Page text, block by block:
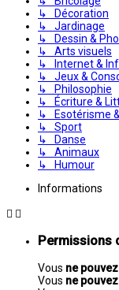
↳ Décoration
↳ Jardinage
↳ Dessin &
↳ Arts visuels
↳ Internet &
↳ Jeux &
↳ Philosophie
↳ Écriture &
↳ Esotérisme
↳ Sport
↳ Danse
↳ Animaux
↳ Humour
Informations
Permissions
Vous ne
Vous ne